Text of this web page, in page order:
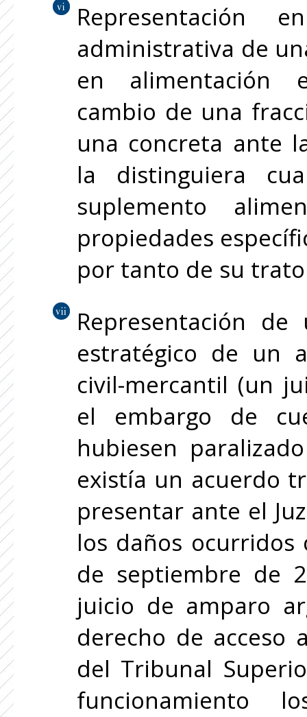
Representación
administrativa de
en alimentación
cambio de una
una concreta ante
la distinguiera
suplemento
propiedades
por tanto de su
Representación
estratégico de un
civil-mercantil (un
el embargo de
hubiesen
existía un acuerdo
presentar ante el
los daños
de septiembre de
juicio de amparo
derecho de acceso
del Tribunal
funcionamiento